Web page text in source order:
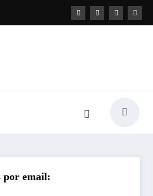
por email: